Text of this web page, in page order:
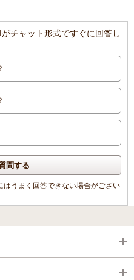
チャット形式ですぐに回答し
問する
うまく回答できない場合がござい